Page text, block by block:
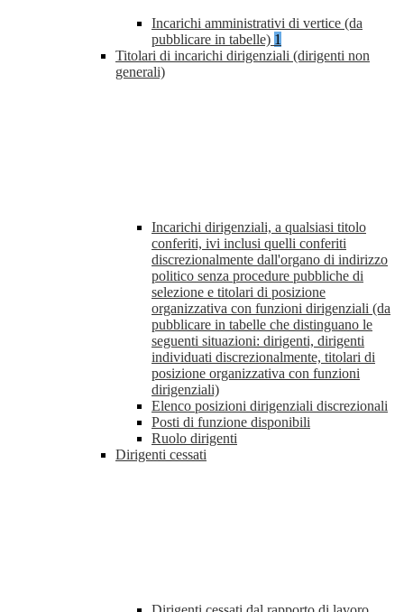
Incarichi amministrativi di vertice (da
pubblicare in tabelle) 1
Titolari di incarichi dirigenziali (dirigenti non
generali)
Incarichi dirigenziali, a qualsiasi titolo
conferiti, ivi inclusi quelli conferiti
discrezionalmente dall'organo di indirizzo
politico senza procedure pubbliche di
selezione e titolari di posizione
organizzativa con funzioni dirigenziali (da
pubblicare in tabelle che distinguano le
seguenti situazioni: dirigenti, dirigenti
individuati discrezionalmente, titolari di
posizione organizzativa con funzioni
dirigenziali)
Elenco posizioni dirigenziali discrezionali
Posti di funzione disponibili
Ruolo dirigenti
Dirigenti cessati